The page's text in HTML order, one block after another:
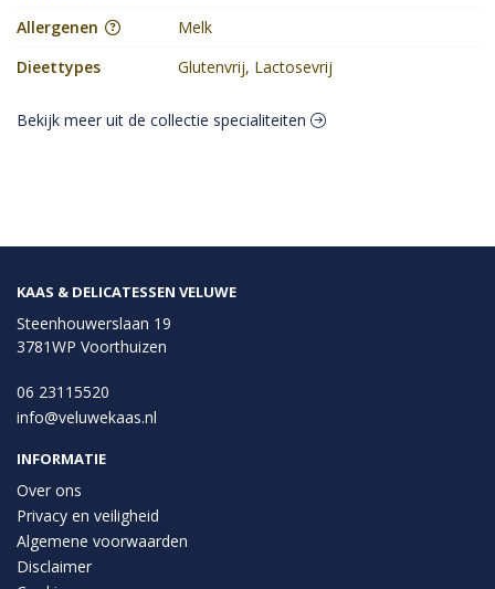
Allergenen
Melk
Dieettypes
Glutenvrij, Lactosevrij
Bekijk meer uit de collectie specialiteiten
KAAS & DELICATESSEN VELUWE
Steenhouwerslaan 19
3781WP Voorthuizen
06 23115520
info@veluwekaas.nl
INFORMATIE
Over ons
Privacy en veiligheid
Algemene voorwaarden
Disclaimer